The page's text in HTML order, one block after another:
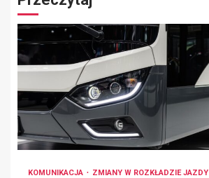
KOMUNIKACJA ZMIANY W ROZKŁADZIE JAZDY